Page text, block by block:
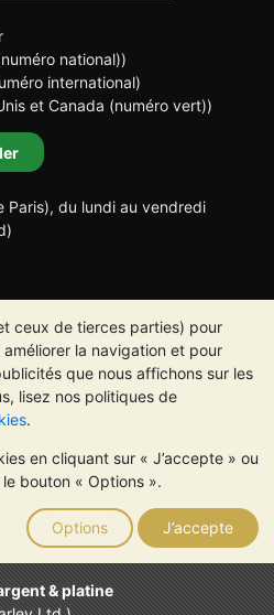
ceux de tierces parties) pour
la navigation et pour
que nous affichons sur les
lisez nos politiques de
.
en cliquant sur « J’accepte » ou
bouton « Options ».
Options J’accepte
& platine
national))
international)
et Canada (numéro vert))
Paris), du lundi au vendredi
métaux précieux peut aussi
tendances historiques ne
des cours. Rien sur les sites
ses communications ne
Demander l'avis d'un
pour déterminer si la possession